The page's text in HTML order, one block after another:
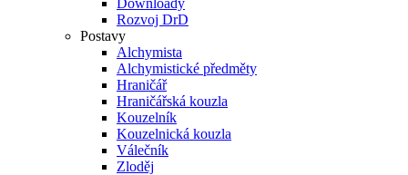
Rozvoj DrD
Postavy
Alchymista
Alchymistické předměty
Hraničář
Hraničářská kouzla
Kouzelník
Kouzelnická kouzla
Válečník
Zloděj